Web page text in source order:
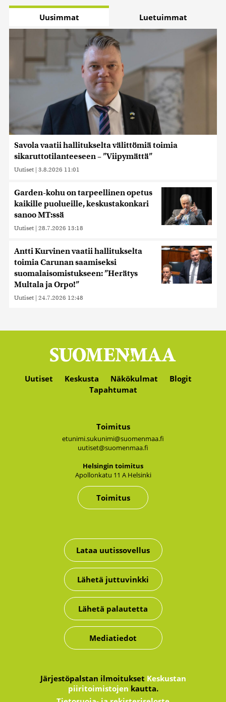
Uusimmat Luetuimmat
Savola vaatii hallitukselta välittömiä toimia
sikaruttotilanteeseen – ”Viipymättä”
Uutiset | 3.8.2026 11:01
Garden-kohu on tarpeellinen opetus
kaikille puolueille, keskustakonkari
sanoo MT:ssä
Uutiset | 28.7.2026 13:18
Antti Kurvinen vaatii hallitukselta
toimia Carunan saamiseksi
suomalaisomistukseen: ”Herätys
Multala ja Orpo!”
Uutiset | 24.7.2026 12:48
Uutiset Keskusta Näkökulmat
Blogit
Tapahtumat
Toimitus
etunimi.sukunimi@suomenmaa.fi
uutiset@suomenmaa.fi
Hel­sin­gin toi­mi­tus
Apol­lon­ka­tu 11 A Hel­sin­ki
Toimitus
Lataa uutissovellus
Lähetä juttuvinkki
Lähetä palautetta
Mediatiedot
Järjestöpalstan ilmoitukset Keskustan
piiritoimistojen kautta.